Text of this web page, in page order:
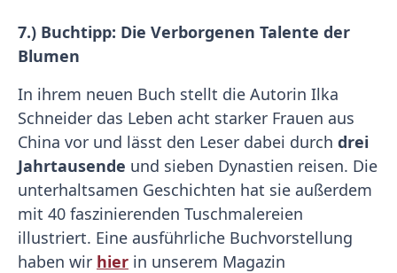
7.) Buchtipp: Die Verborgenen Talente der
Blumen
In ihrem neuen Buch stellt die Autorin Ilka
Schneider das Leben acht starker Frauen aus
China vor und lässt den Leser dabei durch drei
Jahrtausende und sieben Dynastien reisen. Die
unterhaltsamen Geschichten hat sie außerdem
mit 40 faszinierenden Tuschmalereien
illustriert. Eine ausführliche Buchvorstellung
haben wir hier in unserem Magazin